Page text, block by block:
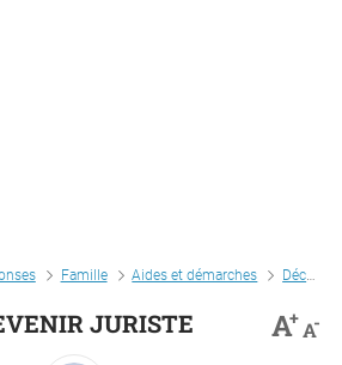
Famille Aides et démarches Décès
JURISTE A+A-